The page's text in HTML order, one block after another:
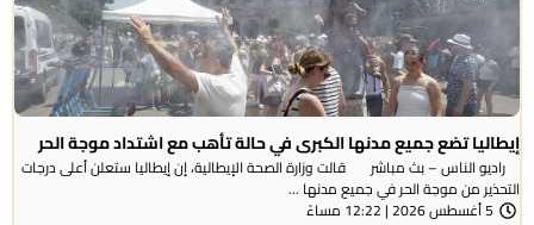
إيطاليا تضع جميع مدنها الكبرى في حالة تأهب مع اشتداد موجة الحر
راديو الناس – بث مباشر قالت وزارة الصحة الإيطالية، إن إيطاليا ستعلن أعلى درجات
التحذير من موجة ​الحر في جميع مدنها ...
5 أغسطس 2026 | 12:22 مساءً